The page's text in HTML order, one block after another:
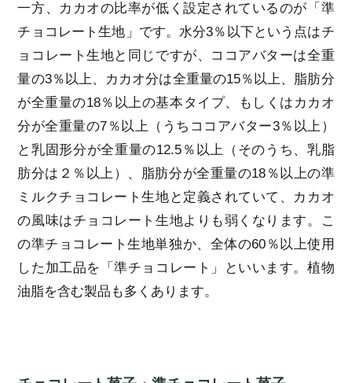
一方、カカオの比率が低く設定されているのが「準
チョコレート生地」です。水分3％以下という点はチ
ョコレート生地と同じですが、ココアバターは全重
量の3％以上、カカオ分は全重量の15％以上、脂肪分
が全重量の18％以上の基本タイプ、もしくはカカオ
分が全重量の7％以上（うちココアバター3％以上）
と乳固形分が全重量の12.5％以上（そのうち、乳脂
肪分は２％以上）、脂肪分が全重量の18％以上の準
ミルクチョコレート生地と定義されていて、カカオ
の風味はチョコレート生地よりも弱くなります。こ
の準チョコレート生地単独か、全体の60％以上使用
した加工品を「準チョコレート」といいます。植物
油脂を含む製品も多くあります。